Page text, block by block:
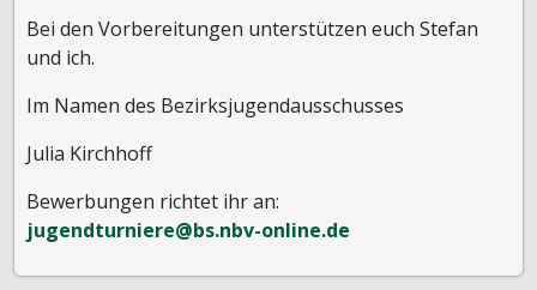
Bei den Vorbereitungen unterstützen euch Stefan
und ich.
Im Namen des Bezirksjugendausschusses
Julia Kirchhoff
Bewerbungen richtet ihr an:
jugendturniere@bs.nbv-online.de